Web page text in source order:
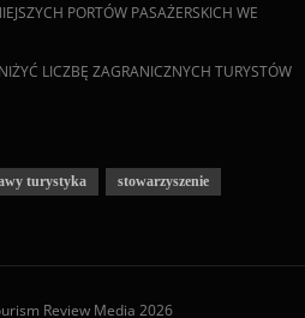
PORTÓW PASAŻERSKICH WE
LICZBĘ ZAGRANICZNYCH TURYSTÓW
turystyka stowarzyszenie
Review Media 2026